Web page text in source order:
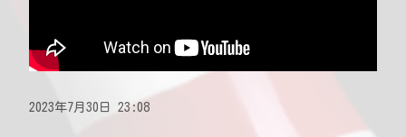
2023年7月30日 23:08